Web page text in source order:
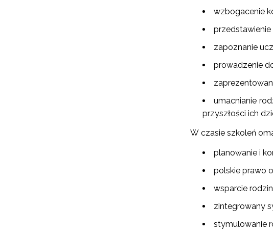
wzbogacenie
zapoznanie
prowadzenie
umacnianie
przyszłości ich
W czasie szkoleń
planowanie i
polskie prawo
wsparcie
zintegrowany
stymulowanie